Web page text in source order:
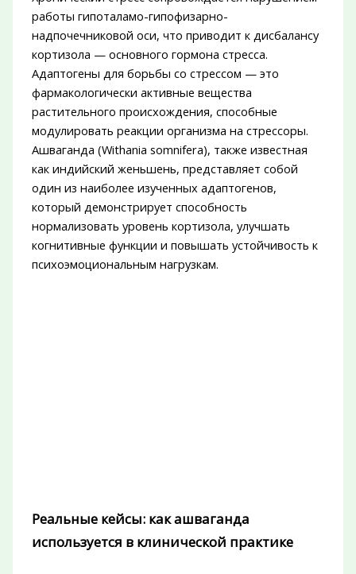
работы гипоталамо-гипофизарно-
надпочечниковой оси, что приводит к дисбалансу
кортизола — основного гормона стресса.
Адаптогены для борьбы со стрессом — это
фармакологически активные вещества
растительного происхождения, способные
модулировать реакции организма на стрессоры.
Ашваганда (Withania somnifera), также известная
как индийский женьшень, представляет собой
один из наиболее изученных адаптогенов,
который демонстрирует способность
нормализовать уровень кортизола, улучшать
когнитивные функции и повышать устойчивость к
психоэмоциональным нагрузкам.
Реальные кейсы: как ашваганда
используется в клинической практике